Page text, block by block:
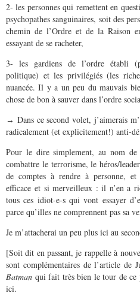
2- les personnes qui remettent en
psychopathes sanguinaires, soit des
chemin de l’Ordre et de la Raison
essayant de se racheter,
3- les gardiens de l’ordre établi
politique) et les privilégiés (les
nuancée. Il y a un peu du mauvais
chose de bon à sauver dans l’ordre
→ Dans ce second volet, j’aimerais
radicalement (et explicitement!) anti-
Pour le dire simplement, au nom
combattre le terrorisme, le héros/
de comptes à rendre à personne,
efficace et si merveilleux : il n’en a
tous ces idiot-e-s qui vont essayer
parce qu’illes ne comprennent pas sa
Je m’attacherai un peu plus ici au
[Soit dit en passant, je rappelle à
sont complémentaires de l’article de
Batman qui fait très bien le tour de ce
ici.